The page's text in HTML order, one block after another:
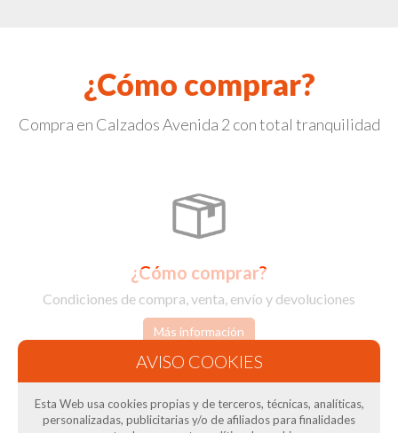
¿Cómo comprar?
Compra en Calzados Avenida 2 con total tranquilidad
¿Cómo comprar?
Condiciones de compra, venta, envío y devoluciones
Más información
Esta Web usa cookies propias y de terceros, técnicas, analíticas,
personalizadas, publicitarias y/o de afiliados para finalidades